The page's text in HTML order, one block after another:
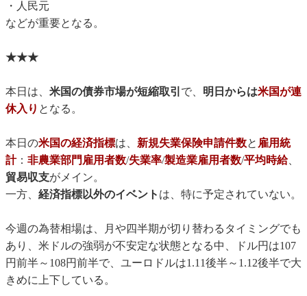
・人民元
などが重要となる。
★★★
本日は、 米国の債券市場が短縮取引 で、 明日からは米国が連
休入り となる。
本日の米国の経済指標は、 新規失業保険申請件数と 雇用統
計： 非農業部門雇用者数/失業率/製造業雇用者数/平均時給、
貿易収支がメイン。
一方、 経済指標以外のイベント は、特に予定されていない。
今週の為替相場は、月や四半期が切り替わるタイミングでも
あり、米ドルの強弱が不安定な状態となる中、ドル円は107
円前半～108円前半で、ユーロドルは1.11後半～1.12後半で大
きめに上下している。